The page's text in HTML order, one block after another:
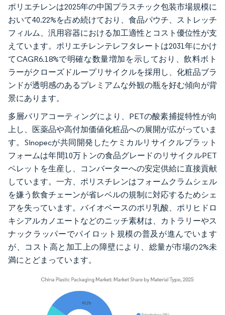
ポリエチレンは2025年の中国プラスチック包装市場規模に
おいて40.22%を占め続けており、食品パウチ、ストレッチ
フィルム、汎用容器における加工適性とコスト優位性が支
えています。ポリエチレンテレフタレートは2031年にかけ
てCAGR6.18%で明確な数量増加を示しており、飲料ボト
ラーがクローズドループリサイクルを採用し、化粧品ブラ
ンドが透明感のあるプレミアムな外観の瓶を好む傾向が背
景にあります。
多層バリアコーティングにより、PETの酸素捕捉特性が向
上し、医薬品や高付加価値化粧品への展開が広がっていま
す。Sinopecが共同開発したケミカルリサイクルプラット
フォームは年間10万トンの食品グレードのリサイクルPET
ペレットを生産し、コンバーターへの安定供給に直接貢献
しています。一方、ポリスチレンはフォームクラムシェル
を嫌う飲食チェーンが省レベルの規制に対応するためシェ
アを失っています。バイオベースのポリ乳酸、ポリヒドロ
キシアルカノエートなどのニッチ素材は、カトラリーやス
ナックラッパーでパイロット規模の普及が進んでいます
が、コスト高と加工上の障壁により、総量が市場の2%未
満にとどまっています。